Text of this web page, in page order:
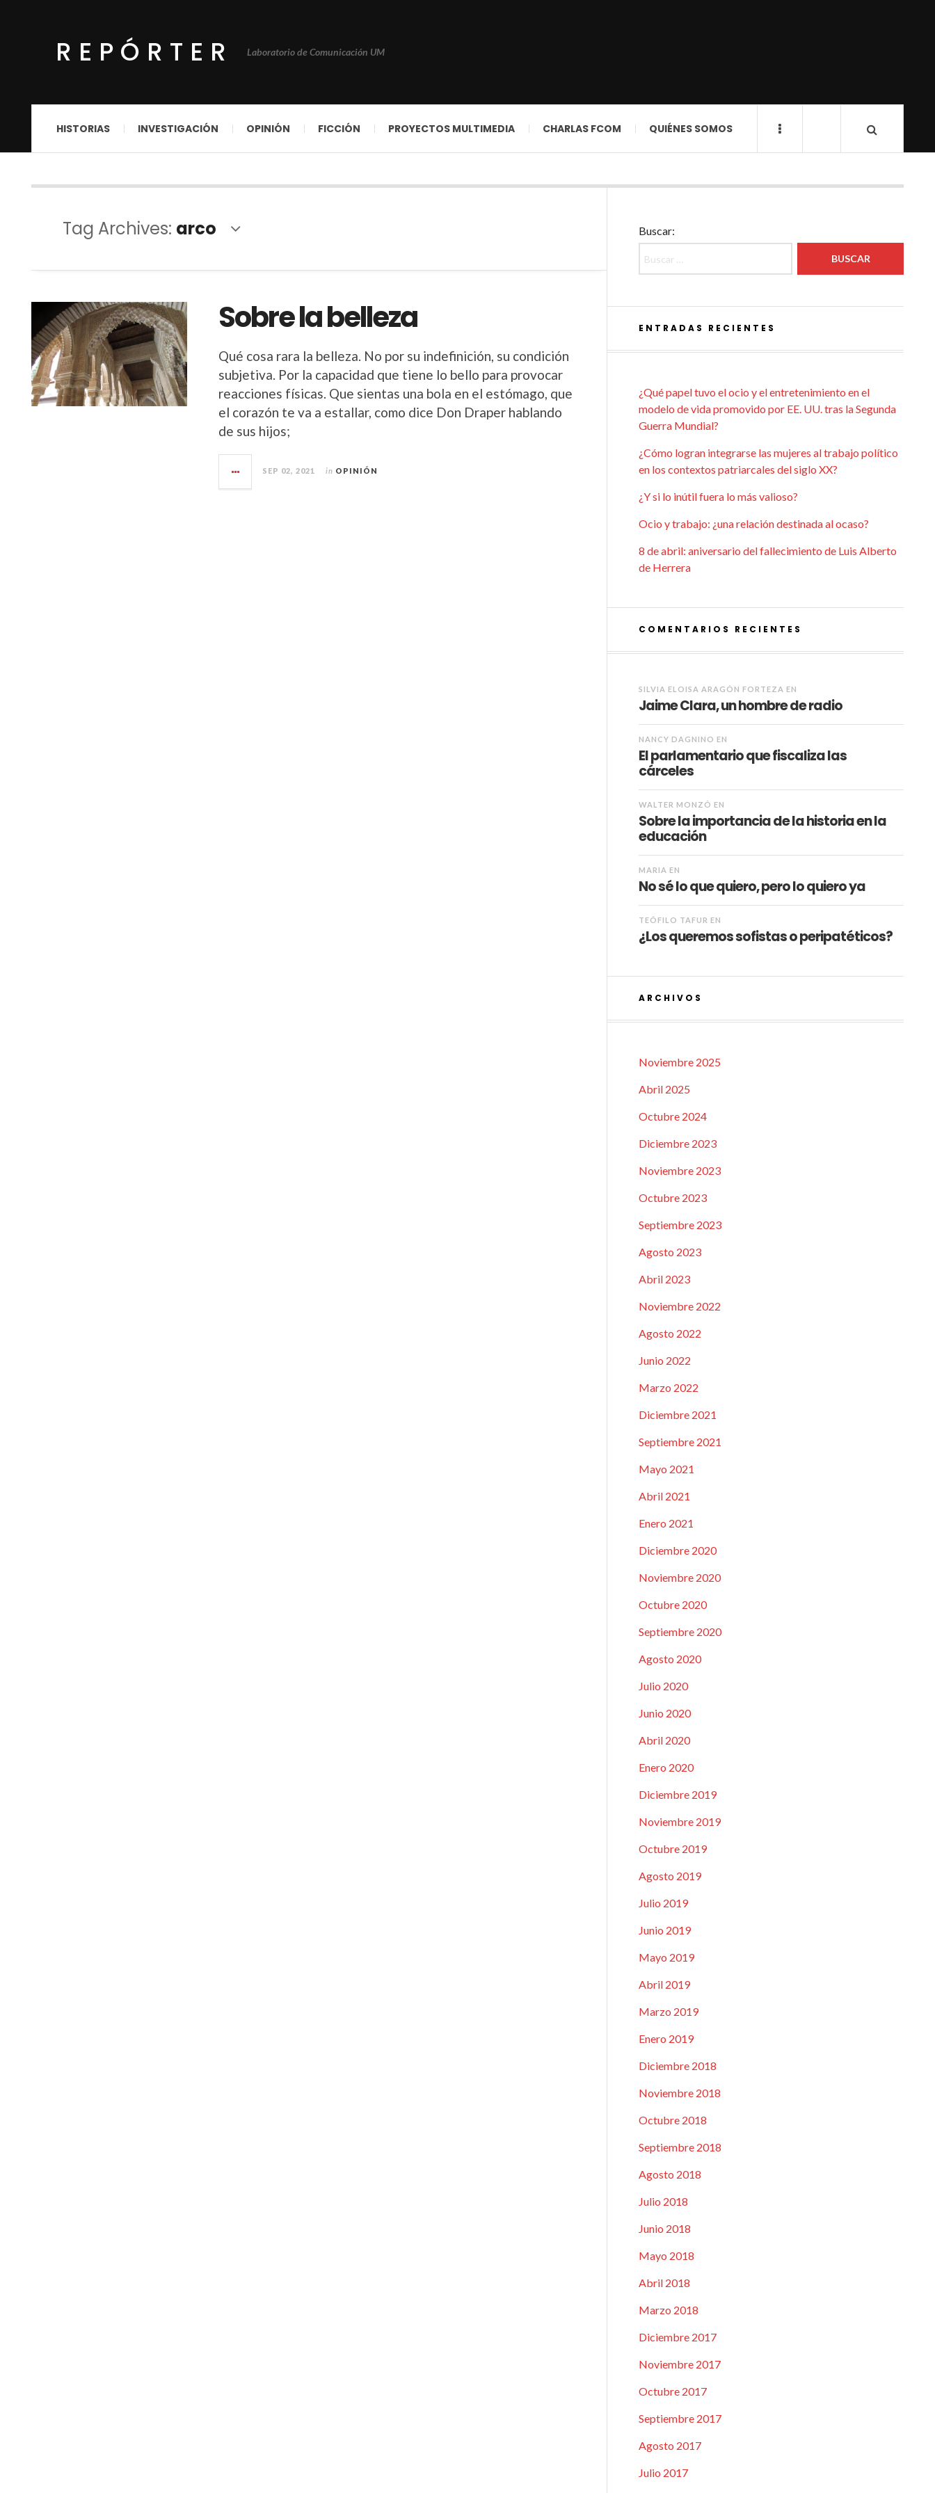
REPÓRTER Laboratorio de Comunicación UM
HISTORIAS INVESTIGACIÓN OPINIÓN FICCIÓN PROYECTOS MULTIMEDIA CHARLAS FCOM QUIÉNES SOMOS
Tag Archives: arco
Sobre la belleza
Qué cosa rara la belleza. No por su indefinición, su condición
subjetiva. Por la capacidad que tiene lo bello para provocar
reacciones físicas. Que sientas una bola en el estómago, que
el corazón te va a estallar, como dice Don Draper hablando
de sus hijos;
SEP 02, 2021 in OPINIÓN
Buscar:
ENTRADAS RECIENTES
¿Qué papel tuvo el ocio y el entretenimiento en el
modelo de vida promovido por EE. UU. tras la Segunda
Guerra Mundial?
¿Cómo logran integrarse las mujeres al trabajo político
en los contextos patriarcales del siglo XX?
¿Y si lo inútil fuera lo más valioso?
Ocio y trabajo: ¿una relación destinada al ocaso?
8 de abril: aniversario del fallecimiento de Luis Alberto
de Herrera
COMENTARIOS RECIENTES
SILVIA ELOISA ARAGÓN FORTEZA EN
Jaime Clara, un hombre de radio
NANCY DAGNINO EN
El parlamentario que fiscaliza las
cárceles
WALTER MONZÓ EN
Sobre la importancia de la historia en la
educación
MARIA EN
No sé lo que quiero, pero lo quiero ya
TEÓFILO TAFUR EN
¿Los queremos sofistas o peripatéticos?
ARCHIVOS
Noviembre 2025
Abril 2025
Octubre 2024
Diciembre 2023
Noviembre 2023
Octubre 2023
Septiembre 2023
Agosto 2023
Abril 2023
Noviembre 2022
Agosto 2022
Junio 2022
Marzo 2022
Diciembre 2021
Septiembre 2021
Mayo 2021
Abril 2021
Enero 2021
Diciembre 2020
Noviembre 2020
Octubre 2020
Septiembre 2020
Agosto 2020
Julio 2020
Junio 2020
Abril 2020
Enero 2020
Diciembre 2019
Noviembre 2019
Octubre 2019
Agosto 2019
Julio 2019
Junio 2019
Mayo 2019
Abril 2019
Marzo 2019
Enero 2019
Diciembre 2018
Noviembre 2018
Octubre 2018
Septiembre 2018
Agosto 2018
Julio 2018
Junio 2018
Mayo 2018
Abril 2018
Marzo 2018
Diciembre 2017
Noviembre 2017
Octubre 2017
Septiembre 2017
Agosto 2017
Julio 2017